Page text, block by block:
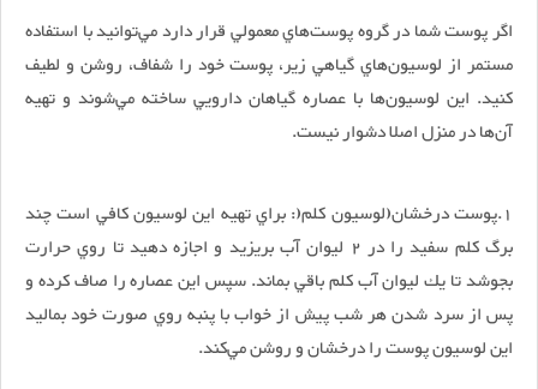
اگر پوست شما در گروه پوست‌هاي معمولي قرار دارد مي‌توانيد با استفاده
مستمر از لوسيون‌هاي گياهي زير، پوست خود را شفاف، روشن و لطيف
كنيد. اين لوسيون‌ها با عصاره گياهان دارويي ساخته مي‌شوند و تهيه
آن‌ها در منزل اصلا دشوار نيست.
1.پوست درخشان(لوسيون كلم(: براي تهيه اين لوسيون كافي است چند
برگ كلم سفيد را در 2 ليوان آب بريزيد و اجازه دهيد تا روي حرارت
بجوشد تا يك ليوان آب كلم باقي بماند. سپس اين عصاره را صاف كرده و
پس از سرد شدن هر شب پيش از خواب با پنبه روي صورت خود بماليد
اين لوسيون پوست را درخشان و روشن مي‌كند.